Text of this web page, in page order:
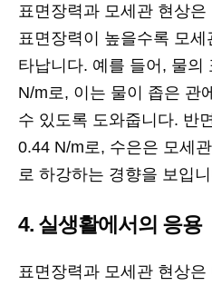
표면장력과 모세관 현상
표면장력이 높을수록 모
타납니다. 예를 들어, 물의
N/m로, 이는 물이 좁은 관
수 있도록 도와줍니다. 반
0.44 N/m로, 수은은 모세
로 하강하는 경향을 보입
4. 실생활에서의 응용
표면장력과 모세관 현상